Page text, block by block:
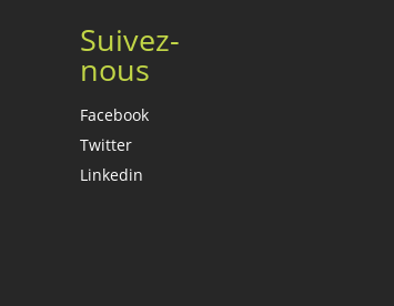
Suivez-
nous
Facebook
Twitter
Linkedin